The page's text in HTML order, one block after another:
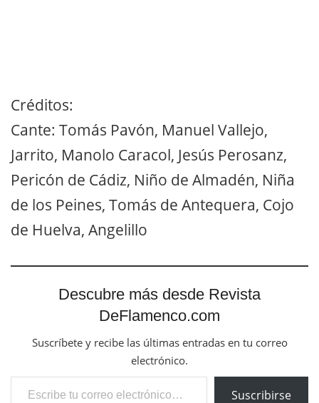
Créditos:
Cante: Tomás Pavón, Manuel Vallejo,
Jarrito, Manolo Caracol, Jesús Perosanz,
Pericón de Cádiz, Niño de Almadén, Niña
de los Peines, Tomás de Antequera, Cojo
de Huelva, Angelillo
Descubre más desde Revista
DeFlamenco.com
Suscríbete y recibe las últimas entradas en tu correo
electrónico.
Escribe tu correo electrónico…
Suscribirse